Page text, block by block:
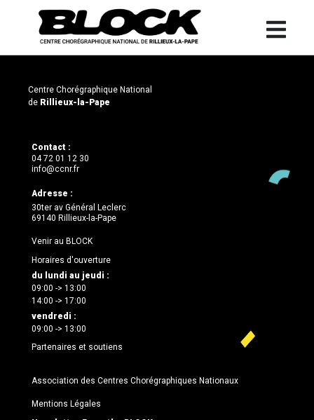
Centre Chorégraphique National
de Rillieux-la-Pape
Contact :
04 72 01 12 30
info@ccnr.fr
Adresse :
30ter av Général Leclerc
69140 Rillieux-la-Pape
Venir au BLOCK
Horaires d'ouverture
du lundi au jeudi :
09:00 -> 13:00
14:00 -> 17:00
vendredi :
09:00 -> 13:00
Partenaires et soutiens
Association des Centres Chorégraphiques Nationaux
Mentions Légales